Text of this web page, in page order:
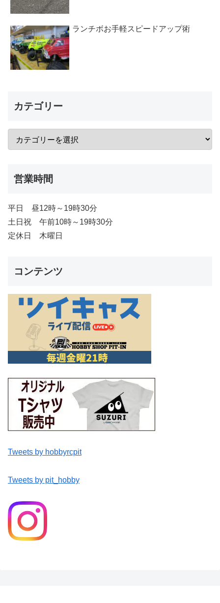
ランチボお手軽スピードアップ術
カテゴリー
営業時間
平日 昼12時～19時30分
土日祝 午前10時～19時30分
定休日 木曜日
コンテンツ
Tweets by hobbyrcpit
Tweets by pit_hobby